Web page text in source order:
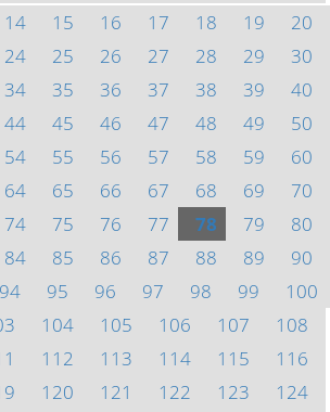
14 15 16 17 18 19
20
24 25 26 27 28 29
30
34 35 36 37 38 39
40
44 45 46 47 48 49
50
54 55 56 57 58 59
60
64 65 66 67 68 69
70
74 75 76 77 78 79
80
84 85 86 87 88 89
90
94 95 96 97 98 99
100
104 105 106 107
108
112 113 114 115
116
120 121 122 123
124